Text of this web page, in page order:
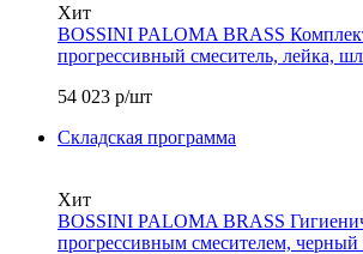
Хит
BOSSINI PALOMA BRASS
прогрессивный смеситель, лейка,
54 023 р/шт
Складская программа
Хит
BOSSINI PALOMA BRASS
прогрессивным смесителем,